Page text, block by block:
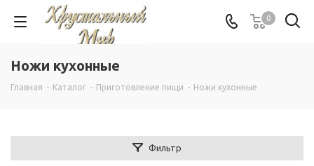
0
Ножи кухонные
Главная - Каталог - Приготовление пищи - Ножи кухонные
Фильтр